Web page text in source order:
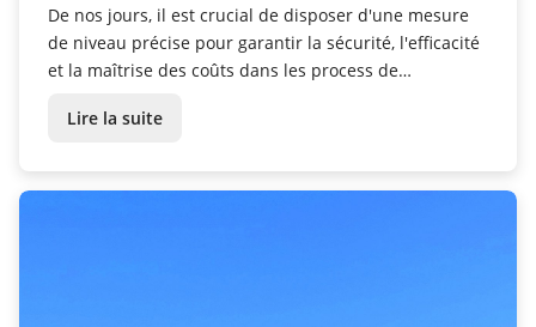
technologie de mesure VEGA
De nos jours, il est crucial de disposer d'une mesure
de niveau précise pour garantir la sécurité, l'efficacité
et la maîtrise des coûts dans les process de
Lire la suite